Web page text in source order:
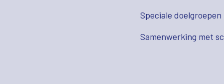
Speciale doelgroepen
Samenwerking met